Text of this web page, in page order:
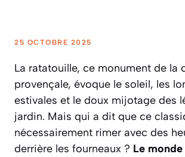
25 OCTOBRE 2025
La ratatouille, ce monument de la
provençale, évoque le soleil, les
estivales et le doux mijotage des
jardin. Mais qui a dit que ce
nécessairement rimer avec des
derrière les fourneaux ? Le